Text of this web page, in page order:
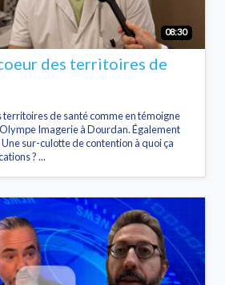
08:30
des territoires de
territoires de santé comme en témoigne
Imagerie à Dourdan. Également
sur-culotte de contention à quoi ça
? ...